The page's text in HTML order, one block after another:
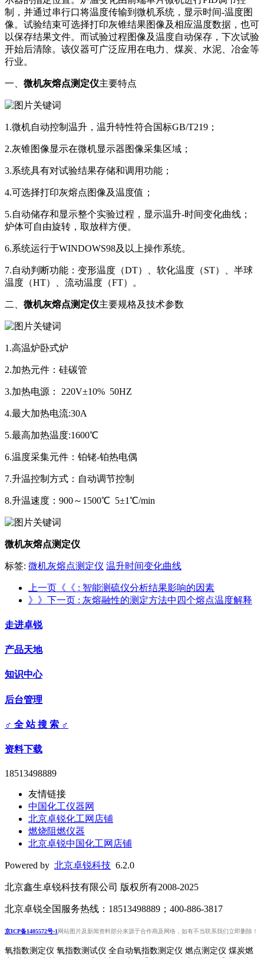
制，并通过串行口将温度传输到微机系统，显示时间-温度图
像。试验结束可选择打印灰锥结果图像及相应温度数据，也可
以保存结果文件。而试验过程图像及温度自动保存，下次试验
开始后清除。该仪器可广泛应用在电力、煤炭、水泥、冶金等
行业。
一、 微机灰熔点测定仪主要特点
1.微机自动控制温升，温升特性符合国标GB/T219；
2.灰锥图像显示在微机显示器图像采集区域；
3.系统具有对试验结果存储和调用功能；
4.可选择打印灰熔点图像及温度值；
5.自动储存和显示整个实验过程，显示温升-时间变化曲线；
炉体可自由旋转，取放样方便。
6.系统运行于WINDOWS98及以上操作系统。
7.自动判断功能：变形温度（DT）、软化温度（ST）、半球
温度（HT）、流动温度（FT）。
二、 微机灰熔点测定仪主要规格及技术参数
1.高温炉卧式炉
2.加热元件：硅碳管
3.加热电源： 220V±10% 50HZ
4.最大加热电流:30A
5.最高加热温度:1600℃
6.温度采集元件：铂铑-铂热电偶
7.升温控制方式：自动调节控制
8.升温速度：900～1500℃ 5±1℃/min
微机灰熔点测定仪
标签: 微机灰熔点测定仪 温升时间变化曲线
上一页《《 : 智能测硫仪分析结果影响的因素
》》下一页 : 灰熔融性的测定方法中四个熔点温度解释
走进卓锐
产品天地
知识中心
后台管理
♂ 全 站 搜 索 ♂
资料下载
18513498889
友情链接
中国化工仪器网
北京卓锐化工网店铺
燃烧阻燃仪器
北京卓锐中国化工网店铺
Powered by 北京卓锐科技 6.2.0
北京鑫生卓锐科技有限公司 版权所有2008-2025
北京卓锐全国服务热线：18513498889；400-886-3817
京ICP备1405572号-1网站图片及新闻资料部分来源于合作商及网络，如有不当联系我们立即删除！
氧指数测定仪 氧指数测试仪 全自动氧指数测定仪 燃点测定仪 煤炭燃